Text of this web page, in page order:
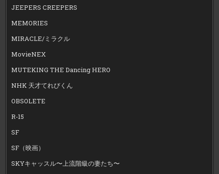
JEEPERS CREEPERS
MEMORIES
MIRACLE/ミラクル
MovieNEX
MUTEKING THE Dancing HERO
NHK 天才てれびくん
OBSOLETE
R-15
SF
SF（映画）
SKYキャッスル〜上流階級の妻たち〜